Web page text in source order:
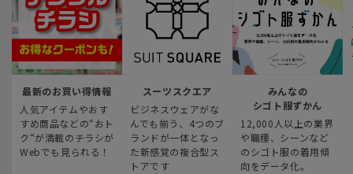
最新のお買い得情報
人気アイテムやおす
すめ商品などの“おト
ク“が満載のチラシが
Webでも見られる！
スーツスクエア
ビジネスウェアがな
んでも揃う、4つのブ
ランドが一体となっ
た新感覚の複合型ス
トアです
みんなの
シゴト服ずかん
12,000人以上の業界
や職種、シーンなど
のシゴト服の着用傾
向をデータ化。